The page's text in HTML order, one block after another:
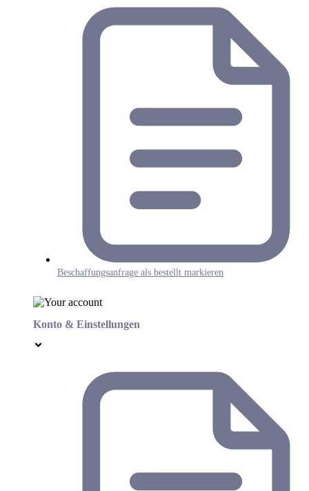
Beschaffungsanfrage als bestellt markieren
Konto & Einstellungen